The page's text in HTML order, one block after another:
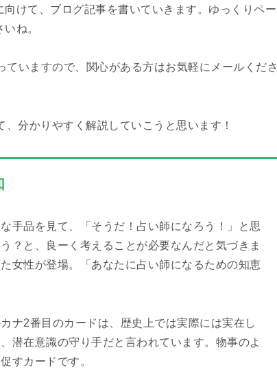
けて、ブログ記事を書いていきます。ゆっくりペー
ね。
ていますので、関心がある方はお気軽にメールくださ
分かりやすく解説していこうと思います！
手品を見て、「そうだ！占い師になろう！」と思
？と、良ーく考えることが必要なんだと気づきま
女性が登場。「あなたに占い師になるための知恵
ナ2番目のカードは、歴史上では実際には実在し
潜在意識の守り手だと言われています。物事のよ
すカードです。